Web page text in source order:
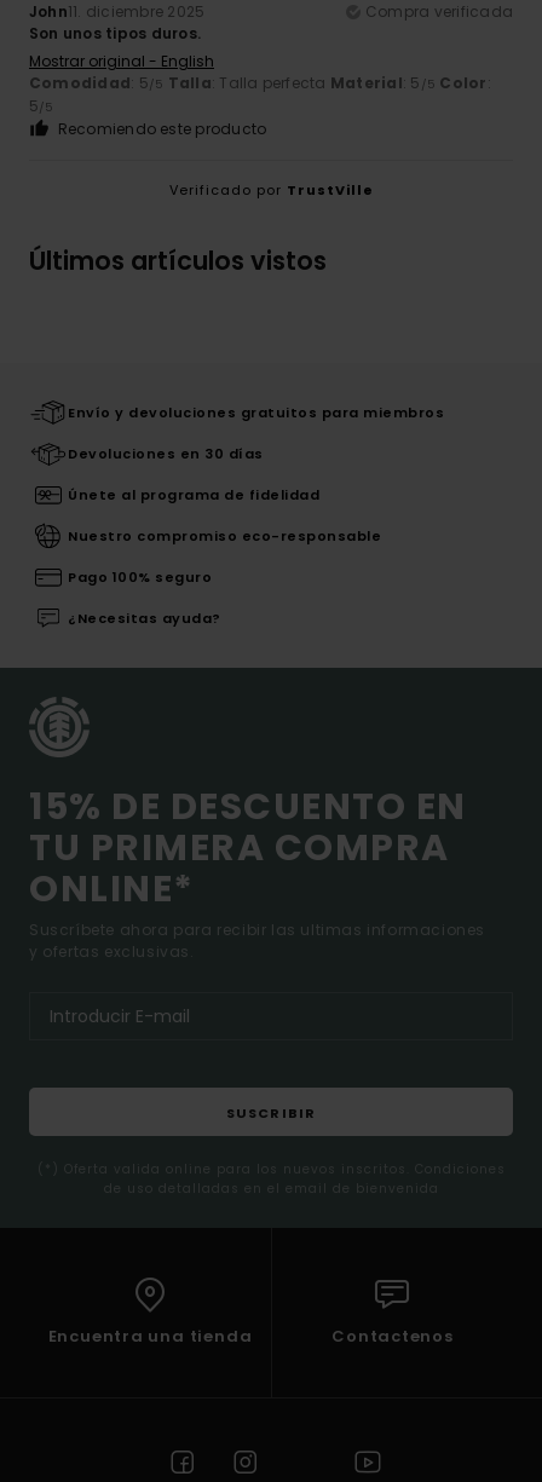
John11. diciembre 2025
Compra verificada
Son unos tipos duros.
Mostrar original - English
Comodidad: 5/5 Talla: Talla perfecta Material: 5 /5 Color:
5/5
Recomiendo este producto
Verificado por TrustVille
Últimos artículos vistos
Envío y devoluciones gratuitos para miembros
Devoluciones en 30 días
Únete al programa de fidelidad
Nuestro compromiso eco-responsable
Pago 100% seguro
¿Necesitas ayuda?
15% DE DESCUENTO EN
TU PRIMERA COMPRA
ONLINE*
Suscríbete ahora para recibir las ultimas informaciones
y ofertas exclusivas.
SUSCRIBIR
(*) Oferta valida online para los nuevos inscritos. Condiciones
de uso detalladas en el email de bienvenida
Encuentra una tienda Contactenos